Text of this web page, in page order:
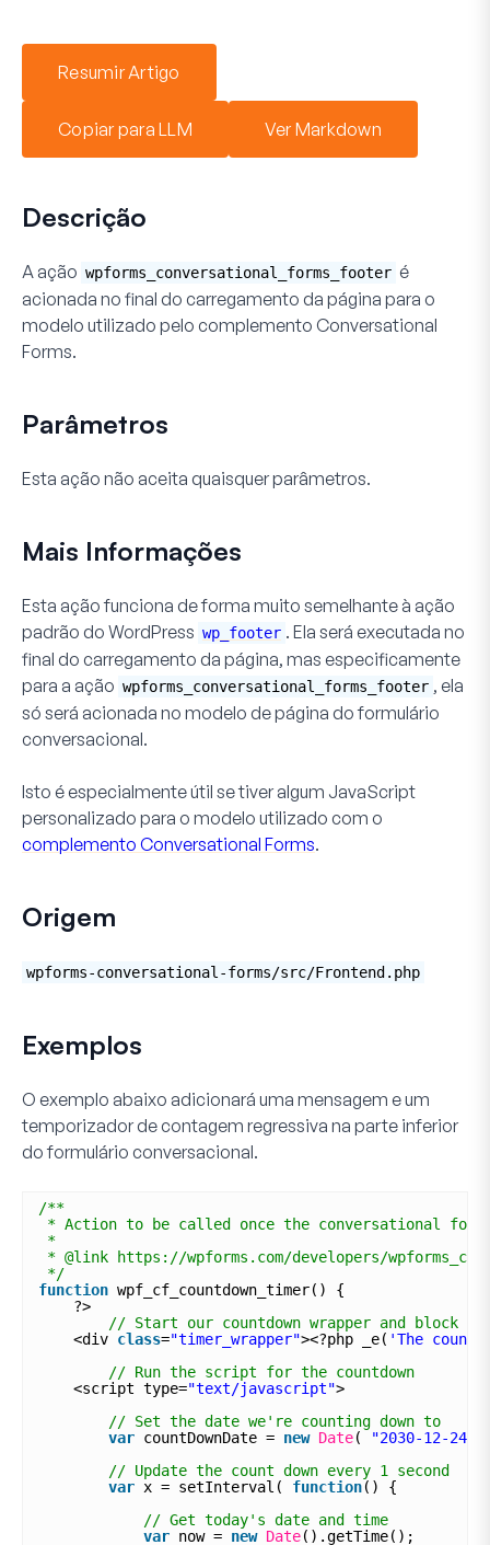
Resumir Artigo
Copiar para LLM Ver Markdown
Descrição
A ação wpforms_conversational_forms_footer é
acionada no final do carregamento da página para o
modelo utilizado pelo complemento Conversational
Forms.
Parâmetros
Esta ação não aceita quaisquer parâmetros.
Mais Informações
Esta ação funciona de forma muito semelhante à ação
padrão do WordPress wp_footer . Ela será executada no
final do carregamento da página, mas especificamente
para a ação wpforms_conversational_forms_footer , ela
só será acionada no modelo de página do formulário
conversacional.
Isto é especialmente útil se tiver algum JavaScript
personalizado para o modelo utilizado com o
complemento Conversational Forms.
Origem
wpforms-conversational-forms/src/Frontend.php
Exemplos
O exemplo abaixo adicionará uma mensagem e um
temporizador de contagem regressiva na parte inferior
do formulário conversacional.
/**
* Action to be called once the conversational form
*
* @link https://wpforms.com/developers/
*/
function wpf_cf_countdown_timer() {
?>
// Start our countdown wrapper and block
<div class="timer_wrapper"><?php _e( 'The
// Run the script for the countdown
<script type="text/javascript">
// Set the date we're counting down to
var countDownDate = new Date(
"2030-12-
// Update the count down every 1 second
var x = setInterval( function() {
// Get today's date and time
var now = new Date().getTime();